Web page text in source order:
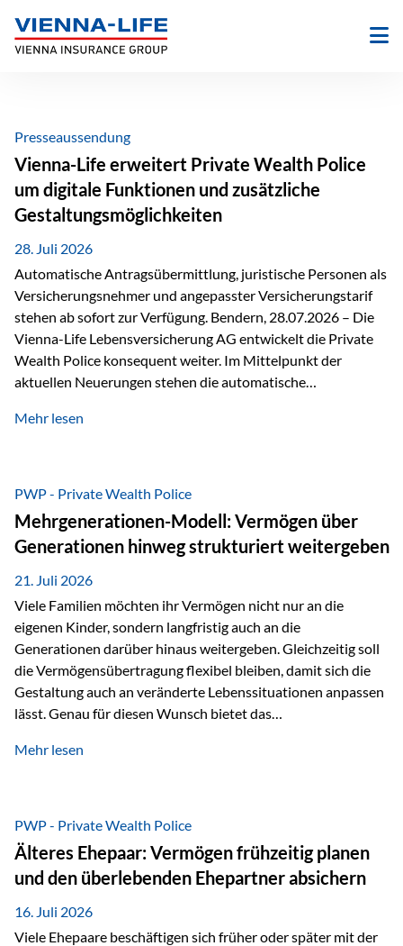
Inhalt
springen
Presseaussendung
Vienna-Life erweitert Private Wealth Police
um digitale Funktionen und zusätzliche
Gestaltungsmöglichkeiten
28. Juli 2026
Automatische Antragsübermittlung, juristische Personen als
Versicherungsnehmer und angepasster Versicherungstarif
stehen ab sofort zur Verfügung. Bendern, 28.07.2026 – Die
Vienna-Life Lebensversicherung AG entwickelt die Private
Wealth Police konsequent weiter. Im Mittelpunkt der
aktuellen Neuerungen stehen die automatische
als Versicherungsnehmer einzusetzen, sowie eine
Abwicklung für Vertriebspartner deutlich effizienter
gestaltet. Anträge werden direkt elektronisch übermittelt,
Medienbrüche reduziert und die weitere Bearbeitung
beschleunigt. Ab sofort können auch juristische Personen,
wie Kapitalgesellschaften oder Stiftungen, als
Versicherungsnehmer eingesetzt werden. Damit erweitert
die Vienna-Life die Einsatzmöglichkeiten der Private Wealth
Police insbesondere für…
Mehr lesen
PWP - Private Wealth Police
Mehrgenerationen-Modell: Vermögen über
Generationen hinweg strukturiert weitergeben
21. Juli 2026
Viele Familien möchten ihr Vermögen nicht nur an die
eigenen Kinder, sondern langfristig auch an die
Generationen darüber hinaus weitergeben. Gleichzeitig soll
die Vermögensübertragung flexibel bleiben, damit sich die
Gestaltung auch an veränderte Lebenssituationen anpassen
lässt. Genau für diesen Wunsch bietet das
Vienna-Life eine interessante Lösung. Es ermöglicht,
Ausgangssituation Stellen Sie sich folgende Familie vor: Die
Großeltern haben über viele Jahre Vermögen aufgebaut. Ihr
Wunsch ist es, dieses Vermögen nicht nur den eigenen
Kindern, sondern langfristig auch den Enkeln zukommen zu…
Mehr lesen
PWP - Private Wealth Police
Älteres Ehepaar: Vermögen frühzeitig planen
und den überlebenden Ehepartner absichern
16. Juli 2026
Viele Ehepaare beschäftigen sich früher oder später mit der